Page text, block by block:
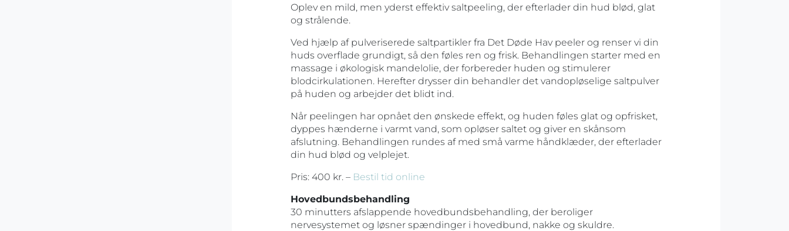
Oplev en mild, men yderst effektiv saltpeeling, der efterlader din hud blød, glat
og strålende.
Ved hjælp af pulveriserede saltpartikler fra Det Døde Hav peeler og renser vi din
huds overflade grundigt, så den føles ren og frisk. Behandlingen starter med en
massage i økologisk mandelolie, der forbereder huden og stimulerer
blodcirkulationen. Herefter drysser din behandler det vandopløselige saltpulver
på huden og arbejder det blidt ind.
Når peelingen har opnået den ønskede effekt, og huden føles glat og opfrisket,
dyppes hænderne i varmt vand, som opløser saltet og giver en skånsom
afslutning. Behandlingen rundes af med små varme håndklæder, der efterlader
din hud blød og velplejet.
Pris: 400 kr. – Bestil tid online
Hovedbundsbehandling
30 minutters afslappende hovedbundsbehandling, der beroliger
nervesystemet og løsner spændinger i hovedbund, nakke og skuldre.